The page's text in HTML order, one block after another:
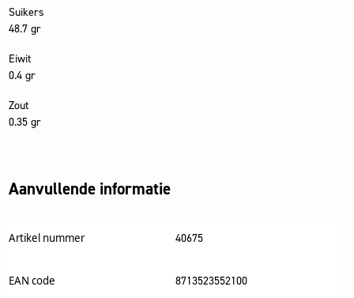
Suikers
48.7 gr
Eiwit
0.4 gr
Zout
0.35 gr
Aanvullende informatie
Artikel nummer 40675
EAN code 8713523552100